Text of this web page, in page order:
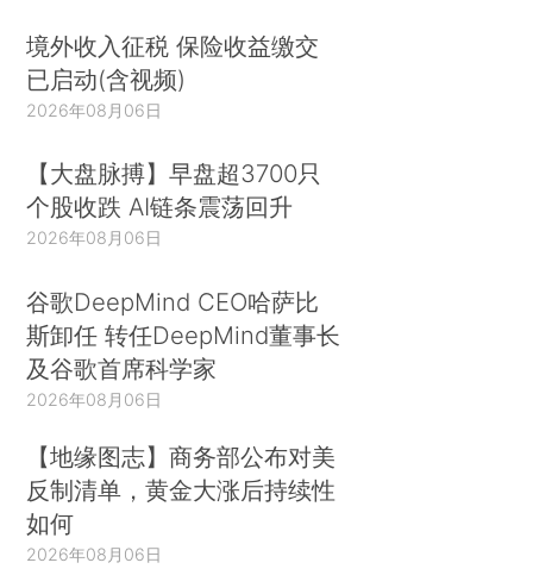
境外收入征税 保险收益缴交
已启动(含视频)
2026年08月06日
【大盘脉搏】早盘超3700只
个股收跌 AI链条震荡回升
2026年08月06日
谷歌DeepMind CEO哈萨比
斯卸任 转任DeepMind董事长
及谷歌首席科学家
2026年08月06日
【地缘图志】商务部公布对美
反制清单，黄金大涨后持续性
如何
2026年08月06日